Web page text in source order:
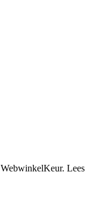
WebwinkelKeur. Lees